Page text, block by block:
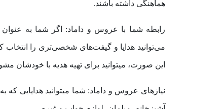
هماهنگی داشته باشند.
رابطه شما با عروس و داماد: اگر شما به
می‌توانید هدایا و گیفت‌های شخصی‌تری را انتخاب
این صورت، میتوانید برای تهیه هدیه با خودشان
نیازهای عروس و داماد: شما میتوانید هدایایی که